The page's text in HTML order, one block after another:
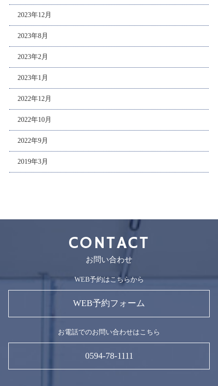
2023年12月
2023年8月
2023年2月
2023年1月
2022年12月
2022年10月
2022年9月
2019年3月
CONTACT
お問い合わせ
WEB予約はこちらから
WEB予約フォーム
お電話でのお問い合わせはこちら
0594-78-1111